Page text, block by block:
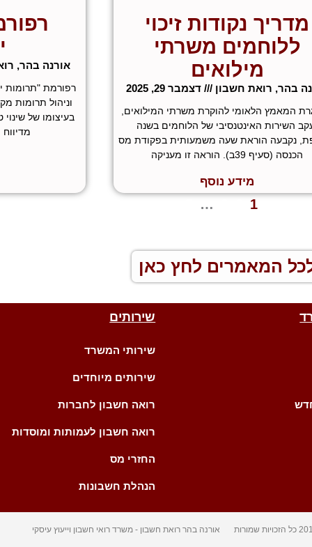
מדריך נקודות זיכוי
ללוחמים משרתי
מילואים
בהר, רואת חשבון דצמבר 29, 2025
המאמץ הלאומי להוקרת משרתי המילואים,
השירות האינטנסיבי של הלוחמים בשנה
נקבעה הוראת שעה משמעותית בפקודת מס
הכנסה (סעיף 39ב). הוראה זו מעניקה
מידע נוסף
אורנה בהר,
רפורמת "תרומות
וניהול תרומות
בעיצומו של שינוי
1
…
המאמרים לחץ כאן
שירותים
שירותי המשרד
שירותים מיוחדים
רואה חשבון לחברות
רואה חשבון לעמותות ומוסדות
החזרי מס
הנהלת חשבונות
אורנה בהר רואת חשבון - משרד רואי חשבון וייעוץ עיסקי